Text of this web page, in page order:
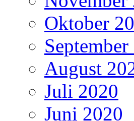
Oktober
August
Juli 2020
Juni 2020